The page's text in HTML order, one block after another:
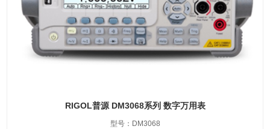
RIGOL普源 DM3068系列 数字万用表
型号：DM3068